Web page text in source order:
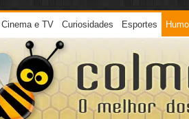
Cinema e TV Curiosidades Esportes